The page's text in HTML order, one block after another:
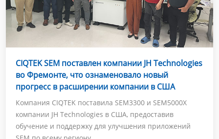
CIQTEK SEM поставлен компании JH Technologies
во Фремонте, что ознаменовало новый
прогресс в расширении компании в США
Компания CIQTEK поставила SEM3300 и SEM5000X
компании JH Technologies в США, предоставив
обучение и поддержку для улучшения приложений